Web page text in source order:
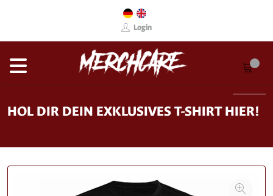
Login
HOL DIR DEIN EXKLUSIVES T-SHIRT HIER!